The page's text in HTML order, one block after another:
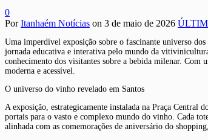
0
PorItanhaém Notícias on 3 de maio de 2026
Uma imperdível exposição sobre o fascinante universo
jornada educativa e interativa pelo mundo da
conhecimento dos visitantes sobre a bebida milenar. Com
moderna e acessível.
O universo do vinho revelado em Santos
A exposição, estrategicamente instalada na Praça
portais para o vasto e complexo mundo do vinho. Cada
alinhada com as comemorações de aniversário do